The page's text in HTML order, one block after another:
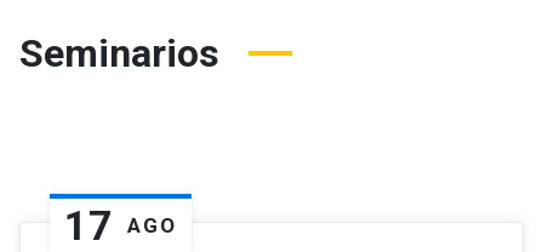
Seminarios
17 AGO